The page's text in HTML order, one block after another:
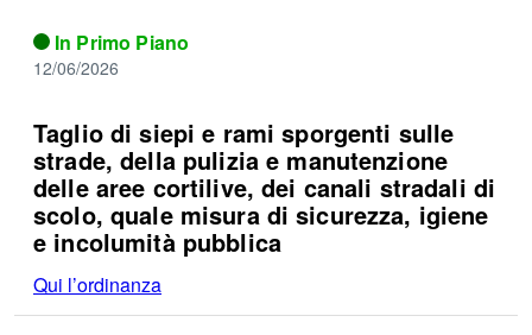
In Primo Piano
12/06/2026
Taglio di siepi e rami sporgenti sulle
strade, della pulizia e manutenzione
delle aree cortilive, dei canali stradali di
scolo, quale misura di sicurezza, igiene
e incolumità pubblica
Qui l’ordinanza